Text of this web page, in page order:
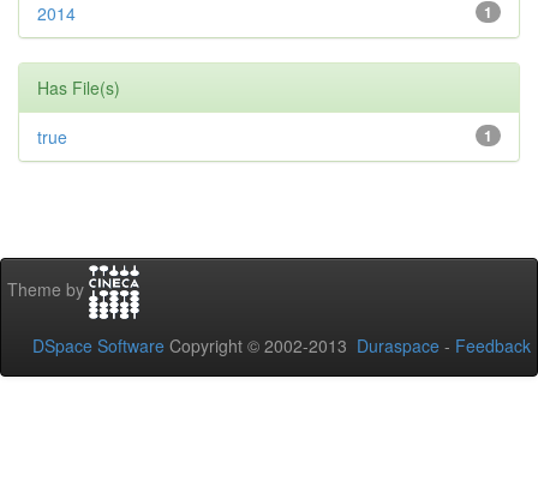
1
2014
Has File(s)
1
true
Theme by
DSpace Software Copyright © 2002-2013 Duraspace - Feedback